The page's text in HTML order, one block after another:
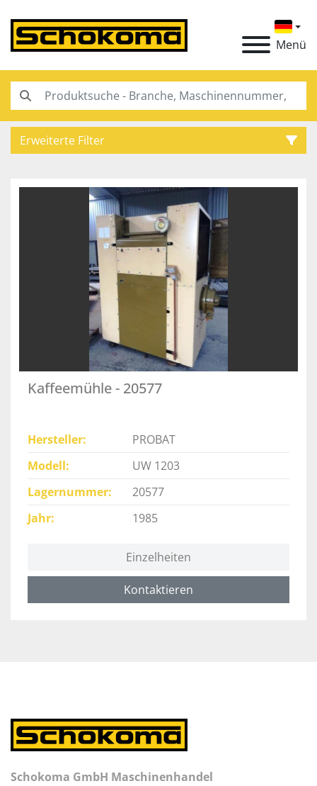
Menü
Erweiterte Filter
Kaffeemühle - 20577
Hersteller
PROBAT
Modell
UW 1203
Lagernummer
20577
Jahr
1985
Einzelheiten
Kontaktieren
Schokoma GmbH Maschinenhandel